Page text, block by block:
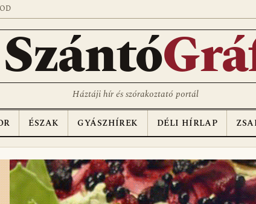
Szántó
Háztáji hír és szórakoztató portál
ÉSZAK GYÁSZHÍREK DÉLI HÍRLAP